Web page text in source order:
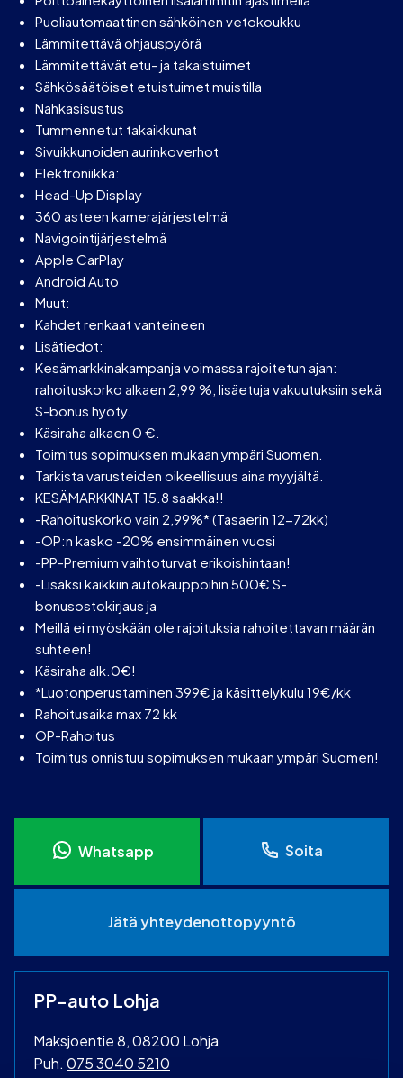
Puoliautomaattinen sähköinen vetokoukku
Lämmitettävä ohjauspyörä
Lämmitettävät etu- ja takaistuimet
Sähkösäätöiset etuistuimet muistilla
Nahkasisustus
Tummennetut takaikkunat
Sivuikkunoiden aurinkoverhot
Elektroniikka:
Head-Up Display
360 asteen kamerajärjestelmä
Navigointijärjestelmä
Apple CarPlay
Android Auto
Muut:
Kahdet renkaat vanteineen
Lisätiedot:
Kesämarkkinakampanja voimassa rajoitetun ajan:
rahoituskorko alkaen 2,99 %, lisäetuja vakuutuksiin sekä
S-bonus hyöty.
Käsiraha alkaen 0 €.
Toimitus sopimuksen mukaan ympäri Suomen.
Tarkista varusteiden oikeellisuus aina myyjältä.
KESÄMARKKINAT 15.8 saakka!!
-Rahoituskorko vain 2,99%* (Tasaerin 12-72kk)
-OP:n kasko -20% ensimmäinen vuosi
-PP-Premium vaihtoturvat erikoishintaan!
-Lisäksi kaikkiin autokauppoihin 500€ S-
bonusostokirjaus ja
Meillä ei myöskään ole rajoituksia rahoitettavan määrän
suhteen!
Käsiraha alk.0€!
*Luotonperustaminen 399€ ja käsittelykulu 19€/kk
Rahoitusaika max 72 kk
OP-Rahoitus
Toimitus onnistuu sopimuksen mukaan ympäri Suomen!
Whatsapp Soita
Jätä yhteydenottopyyntö
PP-auto Lohja
Maksjoentie 8, 08200 Lohja
Puh. 075 3040 5210